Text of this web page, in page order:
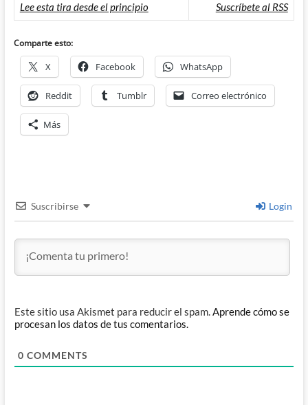
Lee esta tira desde el principio Suscríbete al RSS
Comparte esto:
X Facebook WhatsApp
Reddit Tumblr Correo electrónico
Más
Suscribirse Login
Este sitio usa Akismet para reducir el spam.Aprende cómo se
procesan los datos de tus comentarios.
0 COMMENTS